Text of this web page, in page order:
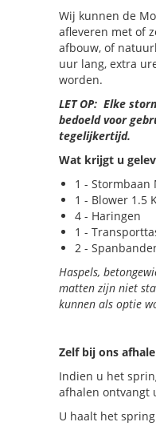
Wij kunnen de
afleveren met of
afbouw, of
uur lang, extra
worden.
LET OP: Elke
bedoeld voor
tegelijkertijd.
Wat krijgt u
1 - Stormbaan
1 - Blower 1.5
4 - Haringen
1 -
2 -
Haspels,
matten zijn niet
kunnen als optie
Zelf bij ons
Indien u het
afhalen ontvangt
U haalt het